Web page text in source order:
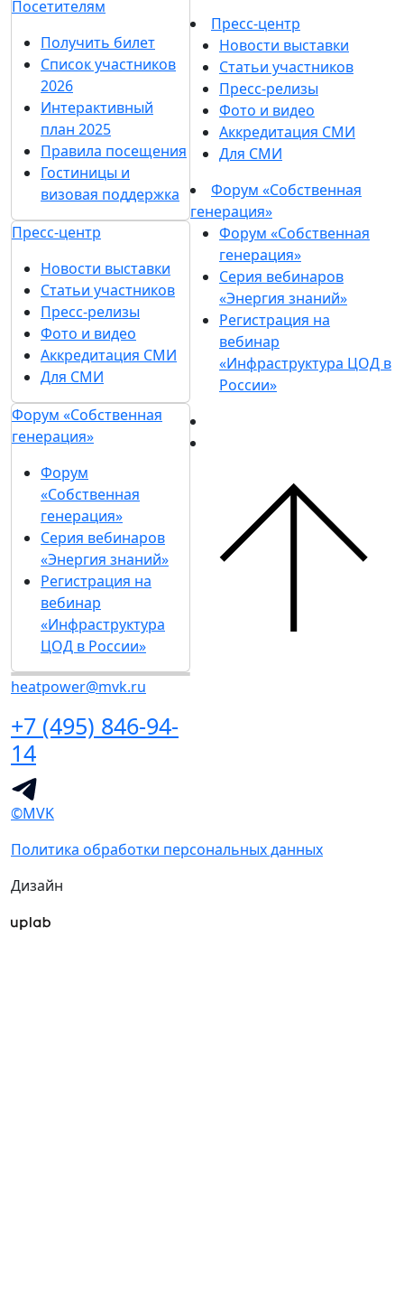
Посетителям
Получить билет
Список участников
2026
Интерактивный
план 2025
Правила посещения
Гостиницы и
визовая поддержка
Пресс-центр
Новости выставки
Статьи участников
Пресс-релизы
Фото и видео
Аккредитация СМИ
Для СМИ
Форум «Собственная
генерация»
Форум
«Собственная
генерация»
Серия вебинаров
«Энергия знаний»
Регистрация на
вебинар
«Инфраструктура
ЦОД в России»
heatpower@mvk.ru
+7 (495) 846-94-
14
Пресс-центр
Новости выставки
Статьи участников
Пресс-релизы
Фото и видео
Аккредитация СМИ
Для СМИ
Форум «Собственная
генерация»
Форум «Собственная
генерация»
Серия вебинаров
«Энергия знаний»
Регистрация на
вебинар
«Инфраструктура ЦОД в
России»
©MVK
Политика обработки персональных данных
Дизайн